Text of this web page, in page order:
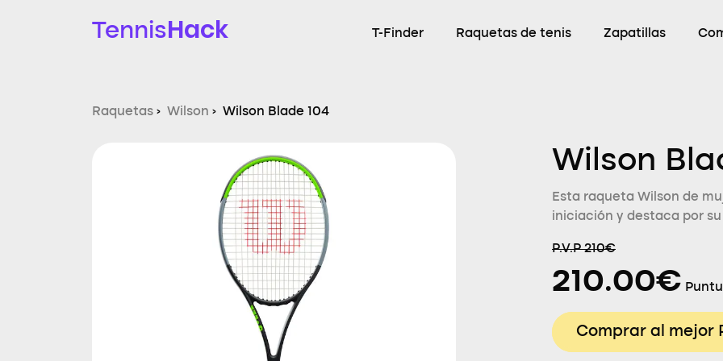
TennisHack T-Finder Raquetas de tenis Zapatillas
Raquetas › Wilson › Wilson Blade 104
Wilson
Esta raqueta Wilson de
iniciación y destaca por
P.V.P 210€
210.00€
Comprar al mejor